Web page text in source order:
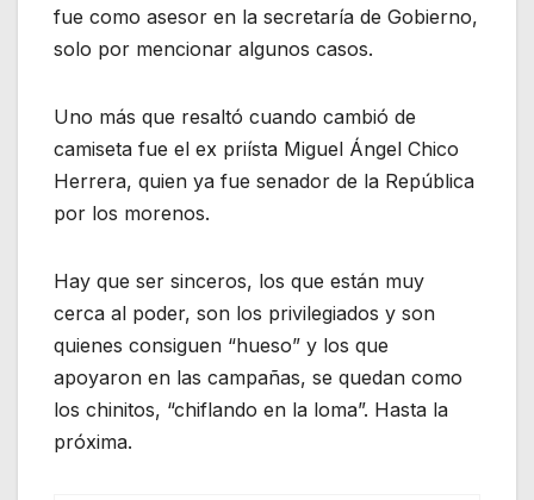
fue como asesor en la secretaría de Gobierno,
solo por mencionar algunos casos.
Uno más que resaltó cuando cambió de
camiseta fue el ex priísta Miguel Ángel Chico
Herrera, quien ya fue senador de la República
por los morenos.
Hay que ser sinceros, los que están muy
cerca al poder, son los privilegiados y son
quienes consiguen “hueso” y los que
apoyaron en las campañas, se quedan como
los chinitos, “chiflando en la loma”. Hasta la
próxima.